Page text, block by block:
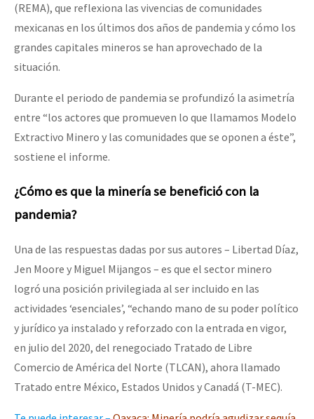
(REMA), que reflexiona las vivencias de comunidades
mexicanas en los últimos dos años de pandemia y cómo los
grandes capitales mineros se han aprovechado de la
situación.
Durante el periodo de pandemia se profundizó la asimetría
entre “los actores que promueven lo que llamamos Modelo
Extractivo Minero y las comunidades que se oponen a éste”,
sostiene el informe.
¿Cómo es que la minería se benefició con la
pandemia?
Una de las respuestas dadas por sus autores – Libertad Díaz,
Jen Moore y Miguel Mijangos – es que el sector minero
logró una posición privilegiada al ser incluido en las
actividades ‘esenciales’, “echando mano de su poder político
y jurídico ya instalado y reforzado con la entrada en vigor,
en julio del 2020, del renegociado Tratado de Libre
Comercio de América del Norte (TLCAN), ahora llamado
Tratado entre México, Estados Unidos y Canadá (T-MEC).